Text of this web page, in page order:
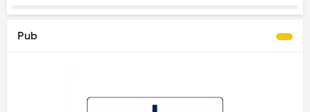
Pub